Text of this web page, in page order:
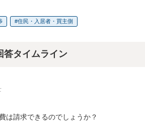
住民・入居者・買主側
答タイムライン
は請求できるのでしょうか？